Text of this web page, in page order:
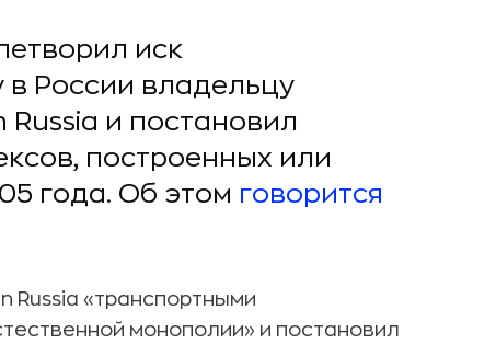
иск
России владельцу
и постановил
построенных или
года. Об этом говорится
Russia «транспортными
монополии» и постановил